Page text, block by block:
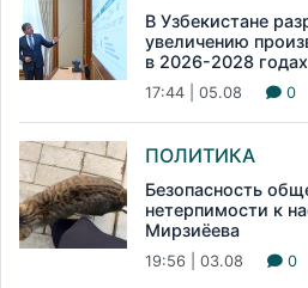
В Узбекистане
увеличению
в 2026-2028 годах
17:44 | 05.08 0
ПОЛИТИКА
Безопасность
нетерпимости к
Мирзиёева
19:56 | 03.08 0